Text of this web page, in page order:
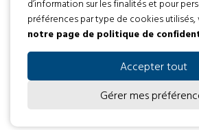
Tous droits réservés 2016 ©
Politique
d’information sur les finalités et pour
préférences par type de cookies utilisés,
notre page de politique de
Accepter tout
Gérer mes